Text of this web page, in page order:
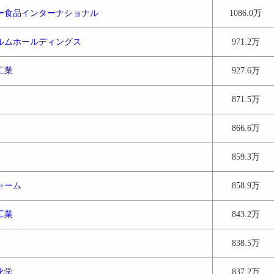
食品インターナショナル 1086.0万
ムホールディングス 971.2万
業 927.6万
871.5万
866.6万
859.3万
ーム 858.9万
業 843.2万
838.5万
学 837.2万